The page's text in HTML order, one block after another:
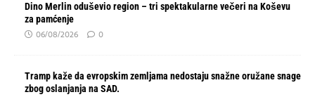
Dino Merlin oduševio region – tri spektakularne večeri na Koševu
za pamćenje
06/08/2026 0
Tramp kaže da evropskim zemljama nedostaju snažne oružane snage
zbog oslanjanja na SAD.